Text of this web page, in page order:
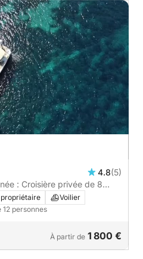
4.8(5)
: Croisière privée de 8
Voilier
12 personnes
À partir de 1 800 €